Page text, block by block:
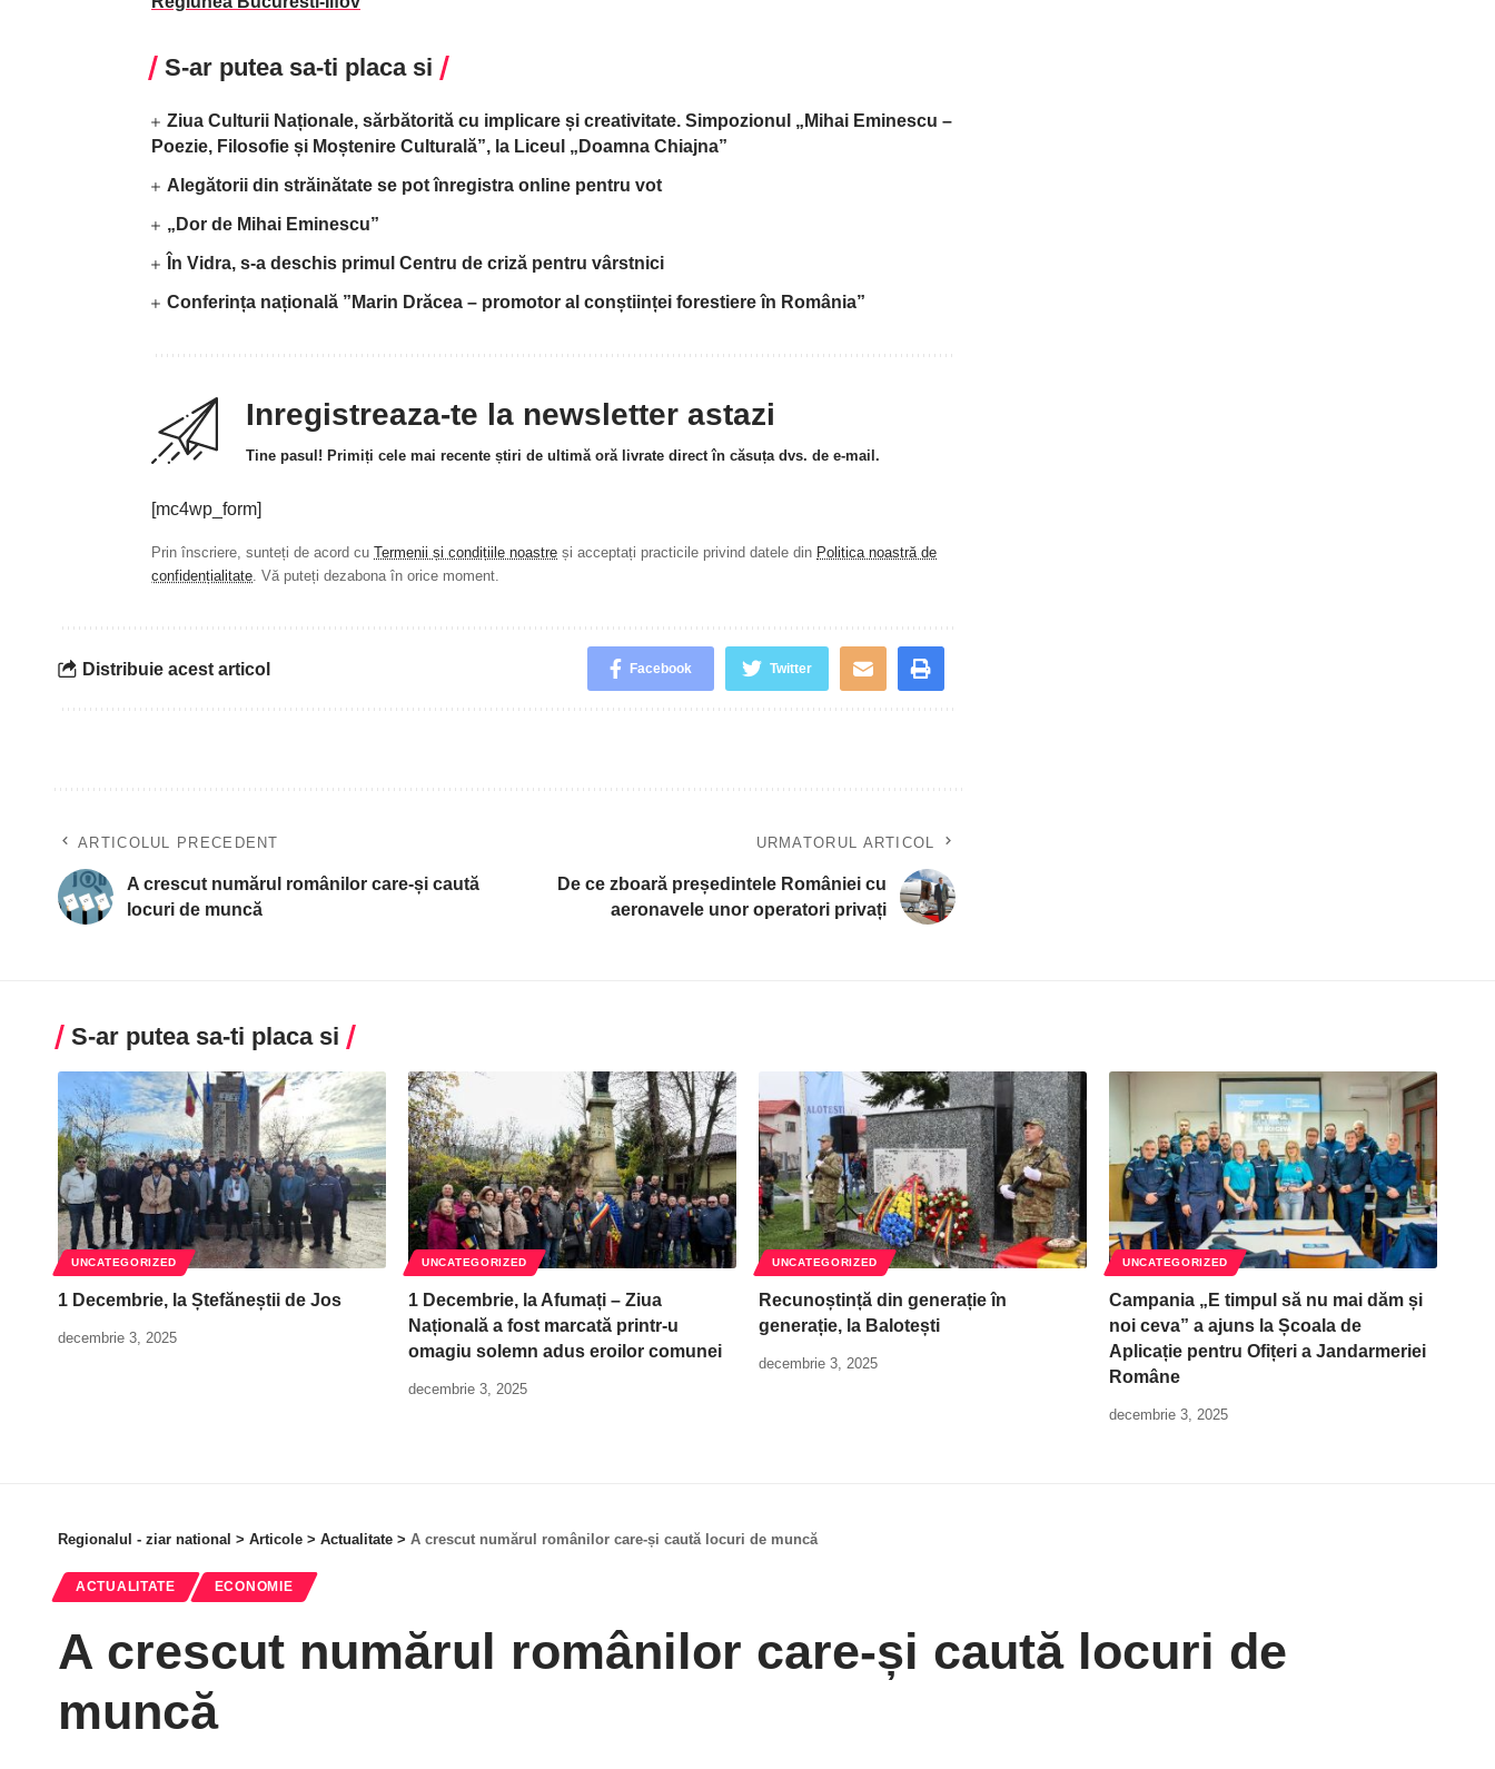
S-ar putea sa-ti placa si
Ziua Culturii Naționale, sărbătorită cu implicare și creativitate. Simpozionul „Mihai Eminescu –
Poezie, Filosofie și Moștenire Culturală”, la Liceul „Doamna Chiajna”
Alegătorii din străinătate se pot înregistra online pentru vot
„Dor de Mihai Eminescu”
În Vidra, s-a deschis primul Centru de criză pentru vârstnici
Conferința națională ”Marin Drăcea – promotor al conștiinței forestiere în România”
Inregistreaza-te la newsletter astazi
Tine pasul! Primiți cele mai recente știri de ultimă oră livrate direct în căsuța dvs. de e-mail.
[mc4wp_form]
Prin înscriere, sunteți de acord cu Termenii și condițiile noastre și acceptați practicile privind datele din Politica noastră de
confidențialitate. Vă puteți dezabona în orice moment.
Distribuie acest articol Facebook Twitter
ARTICOLUL PRECEDENT
A crescut numărul românilor ­care-și caută
locuri de muncă
URMATORUL ARTICOL
De ce zboară președintele României cu
aeronavele unor operatori privați
S-ar putea sa-ti placa si
UNCATEGORIZED
1 Decembrie, la Ștefăneștii de Jos
decembrie 3, 2025
UNCATEGORIZED
1 Decembrie, la Afumați – Ziua
Națională a fost marcată printr-u
omagiu solemn adus eroilor comunei
decembrie 3, 2025
UNCATEGORIZED
Recunoștință din generație în
generație, la Balotești
decembrie 3, 2025
UNCATEGORIZED
Campania „E timpul să nu mai dăm și
noi ceva” a ajuns la Școala de
Aplicație pentru Ofițeri a Jandarmeriei
Române
decembrie 3, 2025
Regionalul - ziar national > Articole > Actualitate > A crescut numărul românilor ­care-și caută locuri de muncă
ACTUALITATE ECONOMIE
A crescut numărul românilor ­care-și caută locuri de
muncă